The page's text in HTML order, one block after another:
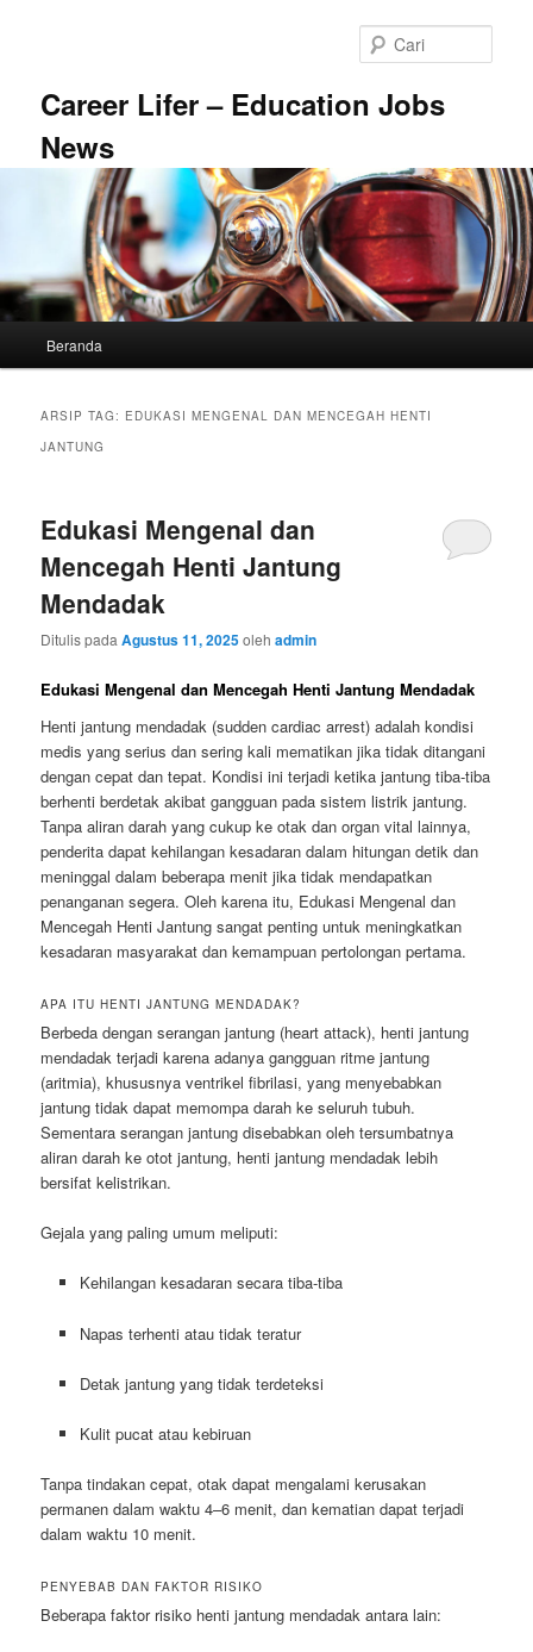
Career Lifer – Education Jobs
News
Beranda
ARSIP TAG: EDUKASI MENGENAL DAN MENCEGAH HENTI
JANTUNG
Edukasi Mengenal dan
Mencegah Henti Jantung
Mendadak
Ditulis padaAgustus 11, 2025olehadmin
EdukasiMengenal dan Mencegah Henti Jantung Mendadak
Henti jantung mendadak (sudden cardiac arrest) adalah kondisi
medis yang serius dan sering kali mematikan jika tidak ditangani
dengan cepat dan tepat. Kondisi ini terjadi ketika jantung tiba-tiba
berhenti berdetak akibat gangguan pada sistem listrik jantung.
Tanpa aliran darah yang cukup ke otak dan organ vital lainnya,
penderita dapat kehilangan kesadaran dalam hitungan detik dan
meninggal dalam beberapa menit jika tidak mendapatkan
penanganan segera. Oleh karena itu, Edukasi Mengenal dan
Mencegah Henti Jantung sangat penting untuk meningkatkan
kesadaran masyarakat dan kemampuan pertolongan pertama.
APA ITU HENTI JANTUNG MENDADAK?
Berbeda dengan serangan jantung (heart attack), henti jantung
mendadak terjadi karena adanya gangguan ritme jantung
(aritmia), khususnya ventrikel fibrilasi, yang menyebabkan
jantung tidak dapat memompa darah ke seluruh tubuh.
Sementara serangan jantung disebabkan oleh tersumbatnya
aliran darah ke otot jantung, henti jantung mendadak lebih
bersifat kelistrikan.
Gejala yang paling umum meliputi:
Kehilangan kesadaran secara tiba-tiba
Napas terhenti atau tidak teratur
Detak jantung yang tidak terdeteksi
Kulit pucat atau kebiruan
Tanpa tindakan cepat, otak dapat mengalami kerusakan
permanen dalam waktu 4–6 menit, dan kematian dapat terjadi
dalam waktu 10 menit.
PENYEBAB DAN FAKTOR RISIKO
Beberapa faktor risiko henti jantung mendadak antara lain: